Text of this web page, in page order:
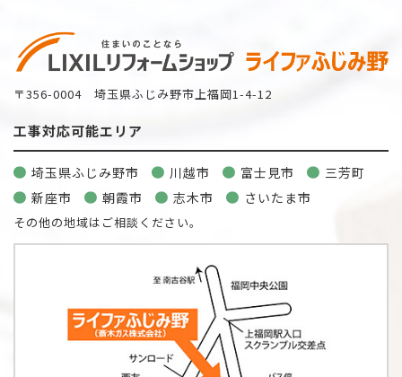
〒356-0004 埼玉県ふじみ野市上福岡1-4-12
工事対応可能エリア
埼玉県ふじみ野市 川越市 富士見市
三芳町
新座市
朝霞市 志木市 さいたま市
その他の地域はご相談ください。